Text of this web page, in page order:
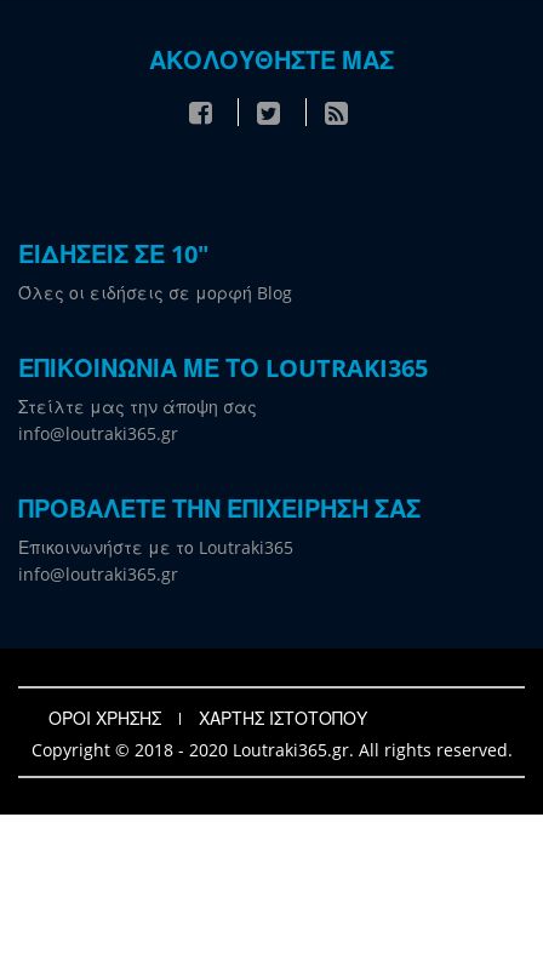
ΑΚΟΛΟΥΘΗΣΤΕ ΜΑΣ
ΕΙΔΗΣΕΙΣ ΣΕ 10"
Όλες οι ειδήσεις σε μορφή Blog
ΕΠΙΚΟΙΝΩΝΙΑ ΜΕ ΤΟ LOUTRAKI365
Στείλτε μας την άποψη σας
info@loutraki365.gr
ΠΡΟΒΑΛΕΤΕ ΤΗΝ ΕΠΙΧΕΙΡΗΣΗ ΣΑΣ
Επικοινωνήστε με το Loutraki365
info@loutraki365.gr
ΟΡΟΙ ΧΡΗΣΗΣ
ΧΑΡΤΗΣ ΙΣΤΟΤΟΠΟΥ
Copyright © 2018 - 2020 Loutraki365.gr. All rights reserved.